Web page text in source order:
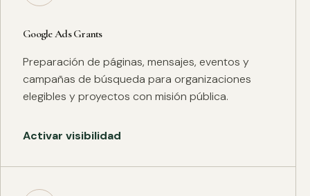
Google Ads Grants
Preparación de páginas, mensajes, eventos y
campañas de búsqueda para organizaciones
elegibles y proyectos con misión pública.
Activar visibilidad